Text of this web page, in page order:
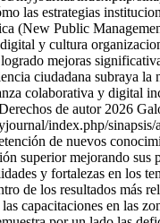
las estrategias
(New Public
y cultura
mejoras
ciudadana subraya la
colaborativa y digital
de autor 2026
index.php/
de nuevos
superior mejorando sus
y fortalezas en los
de los resultados más
capacitaciones en las